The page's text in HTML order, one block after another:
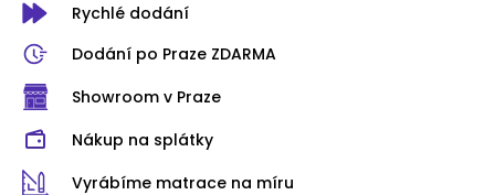
Rychlé dodání
Dodání po Praze ZDARMA
Showroom v Praze
Nákup na splátky
Vyrábíme matrace na míru